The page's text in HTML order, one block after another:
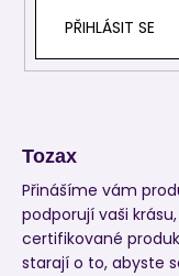
PŘIHLÁSIT SE
Tozax
Přinášíme vám
podporují vaši
certifikované
starají o to, abyste